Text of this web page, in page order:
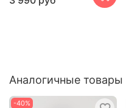
Аналогичные товары
-40%